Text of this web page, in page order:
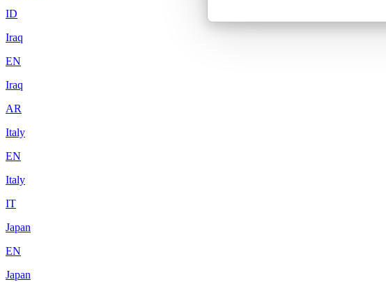
ID
Iraq
EN
Iraq
AR
Italy
EN
Italy
IT
Japan
EN
Japan